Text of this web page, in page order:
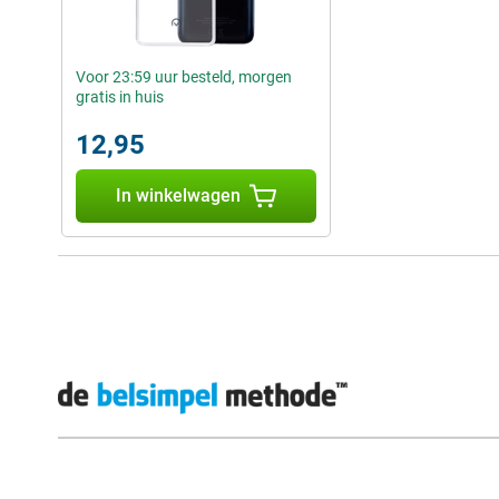
Voor 23:59 uur besteld, morgen
gratis in huis
12,95
In winkelwagen